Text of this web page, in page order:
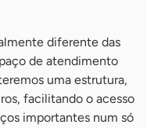
diferente das
de atendimento
uma estrutura,
facilitando o acesso
importantes num só